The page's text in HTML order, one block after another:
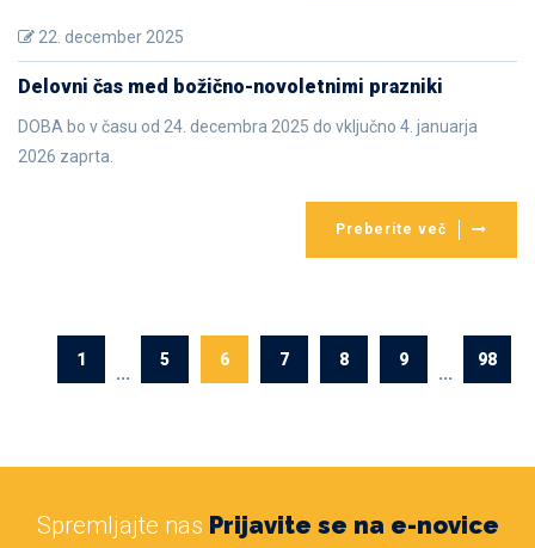
22. december 2025
Delovni čas med božično-novoletnimi prazniki
DOBA bo v času od 24. decembra 2025 do vključno 4. januarja
2026 zaprta.
Preberite več
1
...
5 6 7 8 9
...
98
Spremljajte nas Prijavite se na e-novice